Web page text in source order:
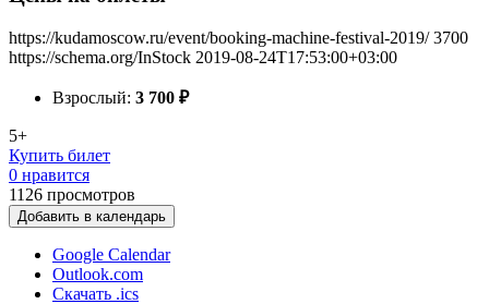
https://kudamoscow.ru/event/booking-machine-festival-2019/ 3700
https://schema.org/InStock 2019-08-24T17:53:00+03:00
Взрослый: 3 700 ₽
5+
Купить билет
0 нравится
1126 просмотров
Добавить в календарь
Google Calendar
Outlook.com
Скачать .ics